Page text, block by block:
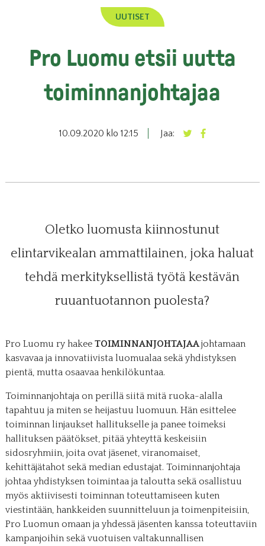
UUTISET
Pro Luomu etsii uutta
toiminnanjohtajaa
10.09.2020 klo 12:15 Jaa:
Oletko luomusta kiinnostunut
elintarvikealan ammattilainen, joka haluat
tehdä merkityksellistä työtä kestävän
ruuantuotannon puolesta?
Pro Luomu ry hakee TOIMINNANJOHTAJAAjohtamaan
kasvavaa ja innovatiivista luomualaa sekä yhdistyksen
pientä, mutta osaavaa henkilökuntaa.
Toiminnanjohtaja on perillä siitä mitä ruoka-alalla
tapahtuu ja miten se heijastuu luomuun. Hän esittelee
toiminnan linjaukset hallitukselle ja panee toimeksi
hallituksen päätökset, pitää yhteyttä keskeisiin
sidosryhmiin, joita ovat jäsenet, viranomaiset,
kehittäjätahot sekä median edustajat. Toiminnanjohtaja
johtaa yhdistyksen toimintaa ja taloutta sekä osallistuu
myös aktiivisesti toiminnan toteuttamiseen kuten
viestintään, hankkeiden suunnitteluun ja toimenpiteisiin,
Pro Luomun omaan ja yhdessä jäsenten kanssa toteuttaviin
kampanjoihin sekä vuotuisen valtakunnallisen